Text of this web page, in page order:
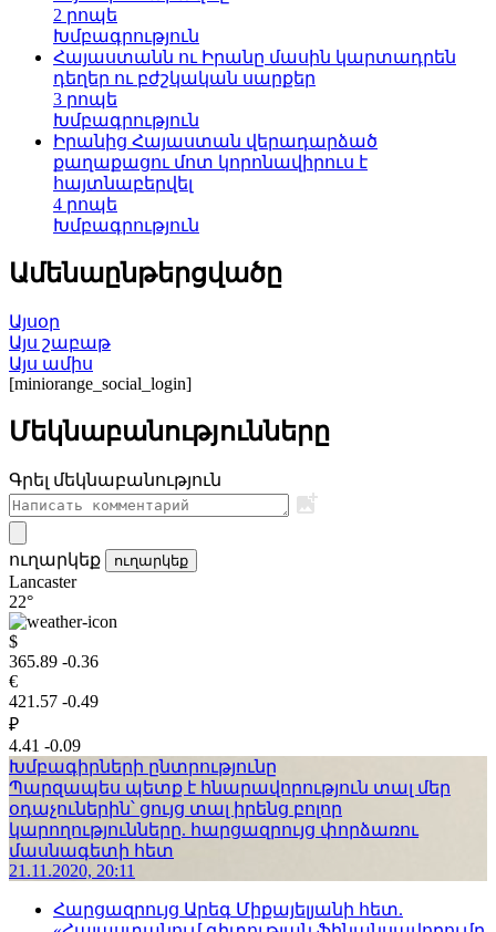
2 րոպե
Խմբագրություն
Հայաստանն ու Իրանը մասին կարտադրեն
դեղեր ու բժշկական սարքեր
3 րոպե
Խմբագրություն
Իրանից Հայաստան վերադարձած
քաղաքացու մոտ կորոնավիրուս է
հայտնաբերվել
4 րոպե
Խմբագրություն
Ամենաընթերցվածը
Այսօր
Այս շաբաթ
Այս ամիս
[miniorange_social_login]
Մեկնաբանությունները
Գրել մեկնաբանություն
ուղարկեք ուղարկեք
Lancaster
22°
$
365.89 -0.36
€
421.57 -0.49
₽
4.41 -0.09
Խմբագիրների ընտրությունը
Պարզապես պետք է հնարավորություն տալ մեր
օդաչուներին՝ ցույց տալ իրենց բոլոր
կարողությունները. հարցազրույց փորձառու
մասնագետի հետ
21.11.2020, 20:11
Հարցազրույց Արեգ Միքայելյանի հետ.